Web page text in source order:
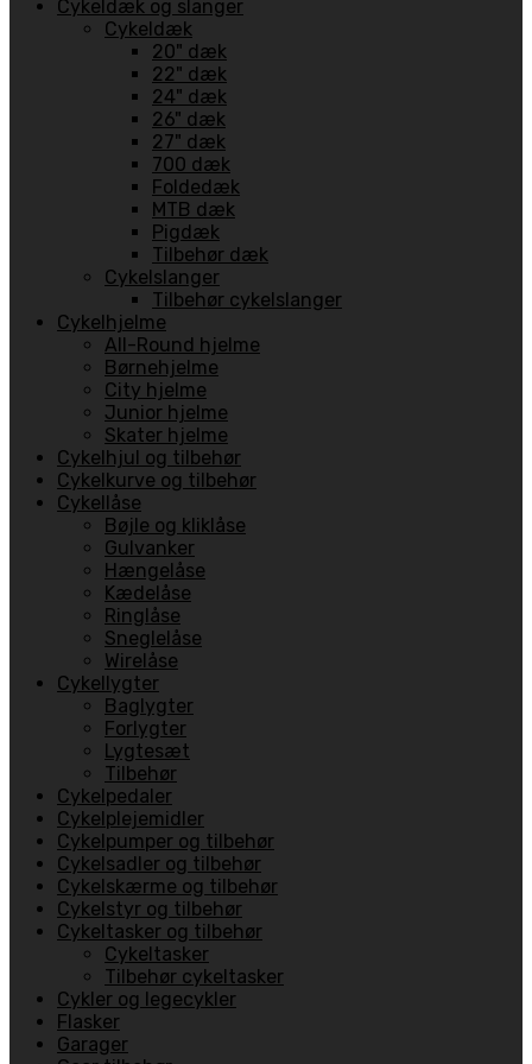
Cykeldæk og slanger
Cykeldæk
20" dæk
22" dæk
24" dæk
26" dæk
27" dæk
700 dæk
Foldedæk
MTB dæk
Pigdæk
Tilbehør dæk
Cykelslanger
Tilbehør cykelslanger
Cykelhjelme
All-Round hjelme
Børnehjelme
City hjelme
Junior hjelme
Skater hjelme
Cykelhjul og tilbehør
Cykelkurve og tilbehør
Cykellåse
Bøjle og kliklåse
Gulvanker
Hængelåse
Kædelåse
Ringlåse
Sneglelåse
Wirelåse
Cykellygter
Baglygter
Forlygter
Lygtesæt
Tilbehør
Cykelpedaler
Cykelplejemidler
Cykelpumper og tilbehør
Cykelsadler og tilbehør
Cykelskærme og tilbehør
Cykelstyr og tilbehør
Cykeltasker og tilbehør
Cykeltasker
Tilbehør cykeltasker
Cykler og legecykler
Flasker
Garager